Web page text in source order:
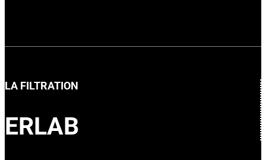
LA FILTRATION
ERLAB